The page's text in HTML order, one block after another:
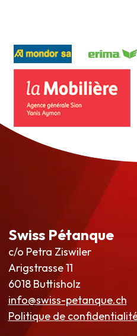
Swiss Pétanque
c/o Petra Ziswiler
Arigstrasse 11
6018 Buttisholz
info@swiss-petanque.ch
Politique de